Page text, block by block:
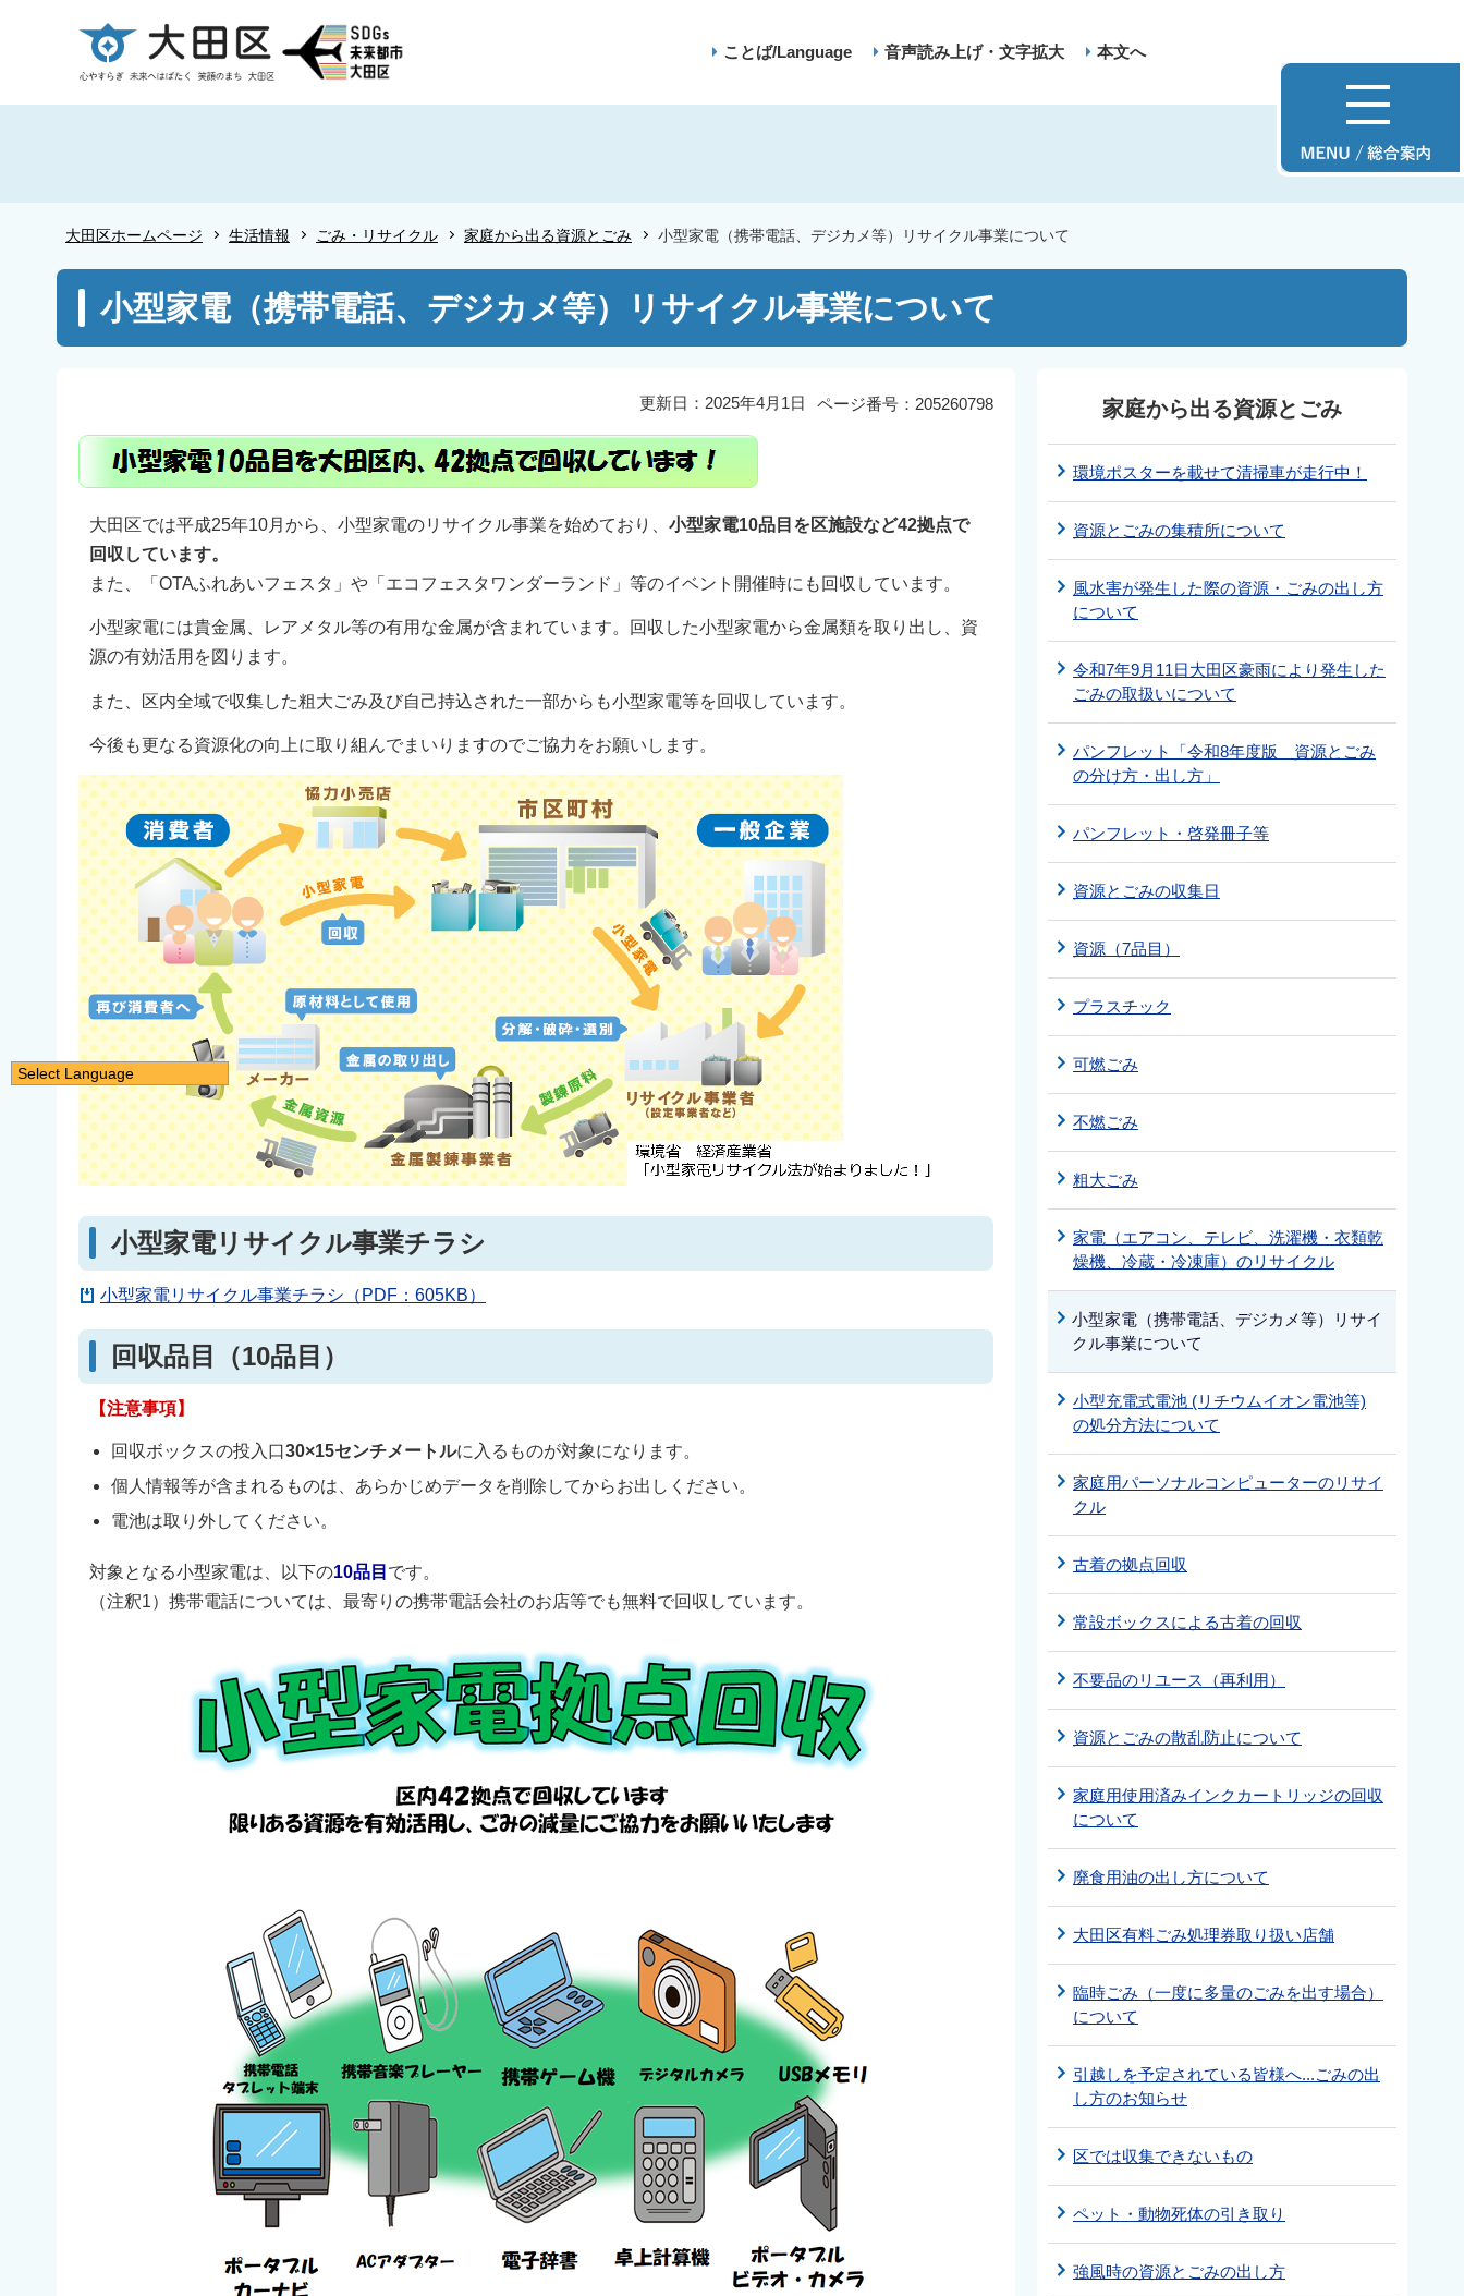
ー
ことば/Language 音声読み上げ・文字拡大 本文へ
大田区ホームページ 生活情報 ごみ・リサイクル 家庭から出る資源とごみ 小型家電（携帯電話、デジカメ等）リサイクル事業について
こ
小型家電（携帯電話、デジカメ等）リサイクル事業について
ページ番号：205260798
更新日：2025年4月1日
大田区では平成25年10月から、小型家電のリサイクル事業を始めており、 小型家電10品目を区施設など42拠点で
回収しています。
また、「OTAふれあいフェスタ」や「エコフェスタワンダーランド」等のイベント開催時にも回収しています。
小型家電には貴金属、レアメタル等の有用な金属が含まれています。回収した小型家電から金属類を取り出し、資
源の有効活用を図ります。
また、区内全域で収集した粗大ごみ及び自己持込された一部からも小型家電等を回収しています。
今後も更なる資源化の向上に取り組んでまいりますのでご協力をお願いします。
小型家電リサイクル事業チラシ
小型家電リサイクル事業チラシ（PDF：605KB）
回収品目（10品目）
【注意事項】
回収ボックスの投入口30×15センチメートルに入るものが対象になります。
個人情報等が含まれるものは、あらかじめデータを削除してからお出しください。
電池は取り外してください。
対象となる小型家電は、以下の10品目 です。
（注釈1）携帯電話については、最寄りの携帯電話会社のお店等でも無料で回収しています。
家庭から出る資源とごみ
環境ポスターを載せて清掃車が走行中！
資源とごみの集積所について
風水害が発生した際の資源・ごみの出し方
について
令和7年9月11日大田区豪雨により発生した
ごみの取扱いについて
パンフレット「令和8年度版 資源とごみ
の分け方・出し方」
パンフレット・啓発冊子等
資源とごみの収集日
資源（7品目）
プラスチック
可燃ごみ
不燃ごみ
粗大ごみ
家電（エアコン、テレビ、洗濯機・衣類乾
燥機、冷蔵・冷凍庫）のリサイクル
小型家電（携帯電話、デジカメ等）リサイ
クル事業について
小型充電式電池 (リチウムイオン電池等)
の処分方法について
家庭用パーソナルコンピューターのリサイ
クル
古着の拠点回収
常設ボックスによる古着の回収
不要品のリユース（再利用）
資源とごみの散乱防止について
家庭用使用済みインクカートリッジの回収
について
廃食用油の出し方について
大田区有料ごみ処理券取り扱い店舗
臨時ごみ（一度に多量のごみを出す場合）
について
引越しを予定されている皆様へ...ごみの出
し方のお知らせ
区では収集できないもの
ペット・動物死体の引き取り
強風時の資源とごみの出し方
Select Language
简体中文